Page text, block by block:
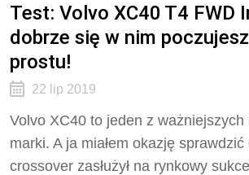
Test: Volvo XC40 T4 FWD
dobrze się w nim
prostu!
22 lip 2019
Volvo XC40 to jeden z
marki. A ja miałem okazję
crossover zasłużył na rynkowy